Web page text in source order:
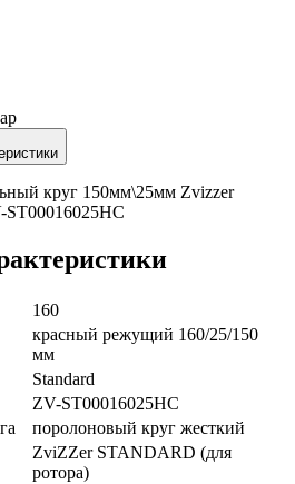
круг 150мм\25мм Zvizzer
ST00016025HC
160
красный режущий 160/25/150
мм
Standard
ZV-ST00016025HC
поролоновый круг жесткий
ZviZZer STANDARD (для
ротора)